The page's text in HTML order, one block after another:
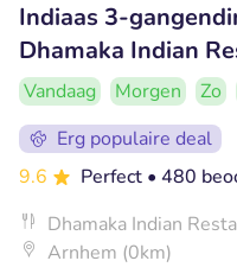
Indiaas 3-
Dhamaka Indian
Vandaag Morgen Zo
Erg populaire deal
9.6
Perfect • 480
Dhamaka Indian
Arnhem (0km)